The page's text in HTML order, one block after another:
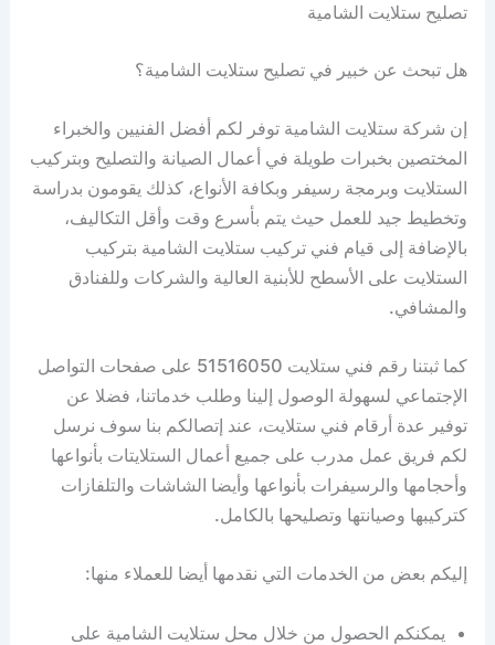
تصليح ستلايت الشامية
هل تبحث عن خبير في تصليح ستلايت الشامية؟
إن شركة ستلايت الشامية توفر لكم أفضل الفنيين والخبراء
المختصين بخبرات طويلة في أعمال الصيانة والتصليح وبتركيب
الستلايت وبرمجة رسيفر وبكافة الأنواع، كذلك يقومون بدراسة
وتخطيط جيد للعمل حيث يتم بأسرع وقت وأقل التكاليف،
بالإضافة إلى قيام فني تركيب ستلايت الشامية بتركيب
الستلايت على الأسطح للأبنية العالية والشركات وللفنادق
والمشافي.
كما ثبتنا رقم فني ستلايت 51516050 على صفحات التواصل
الإجتماعي لسهولة الوصول إلينا وطلب خدماتنا، فضلا عن
توفير عدة أرقام فني ستلايت، عند إتصالكم بنا سوف نرسل
لكم فريق عمل مدرب على جميع أعمال الستلايتات بأنواعها
وأحجامها والرسيفرات بأنواعها وأيضا الشاشات والتلفازات
كتركيبها وصيانتها وتصليحها بالكامل.
إليكم بعض من الخدمات التي نقدمها أيضا للعملاء منها:
يمكنكم الحصول من خلال محل ستلايت الشامية على